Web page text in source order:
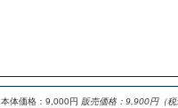
本体価格：9,000円 販売価格：9,900円（税